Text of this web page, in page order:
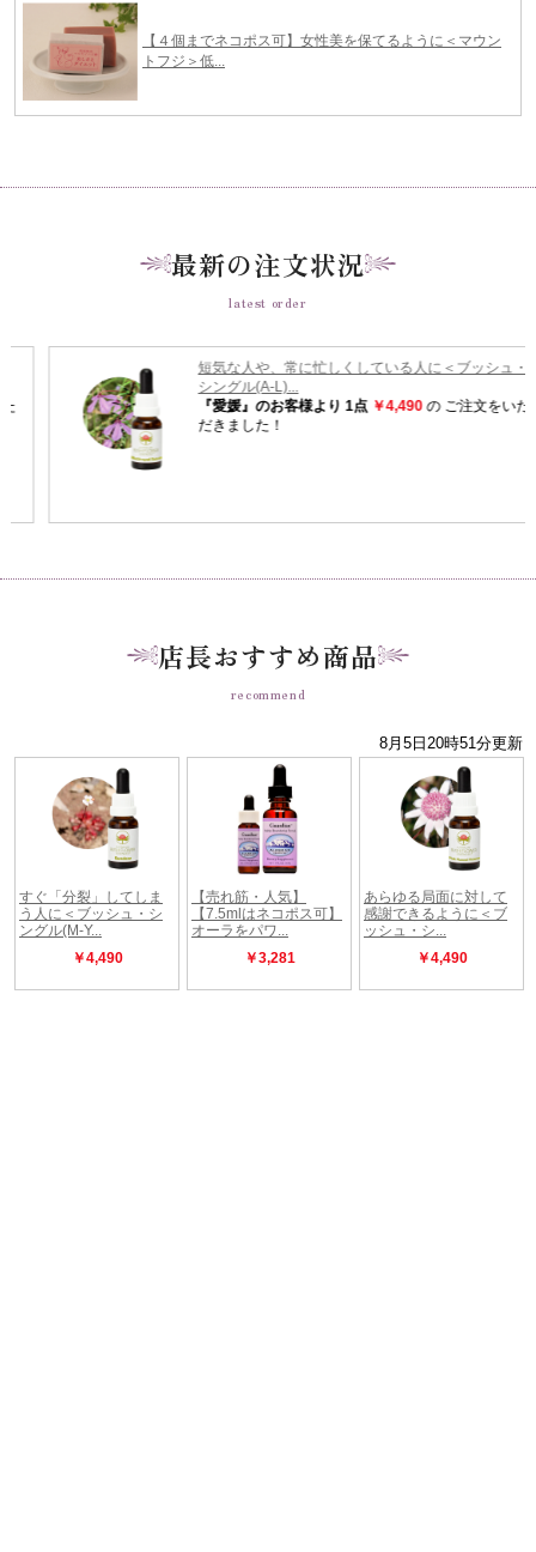
最新の注文状況
latest order
店長おすすめ商品
recommend